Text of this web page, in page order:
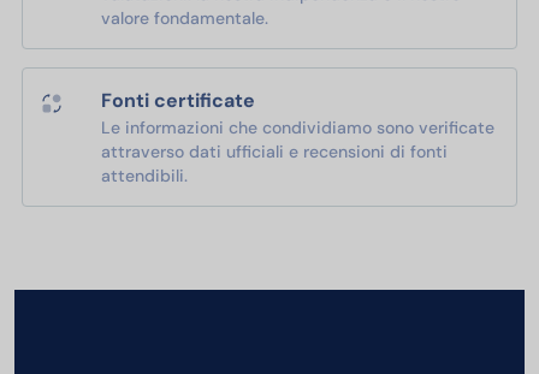
valore fondamentale.
Fonti certificate
Le informazioni che condividiamo sono verificate
attraverso dati ufficiali e recensioni di fonti
attendibili.